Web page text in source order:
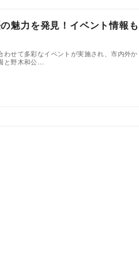
魅力を発見！イベント情報も
せて多彩なイベントが実施され、市内外か
と野木和公…